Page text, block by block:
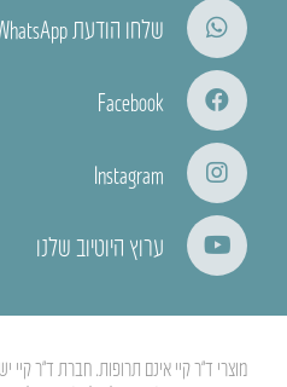
שלחו הודעת WhatsApp
Facebook
Instagram
ערוץ היוטיוב שלנו
מוצרי ד”ר קיי אינם תרופות. חברת ד”ר